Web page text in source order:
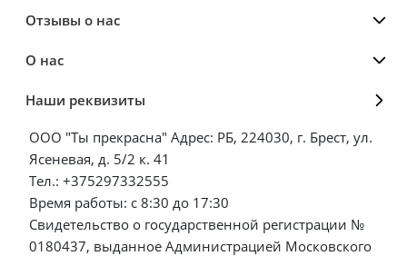
Отзывы о нас
О нас
Наши реквизиты
ООО "Ты прекрасна" Адрес: РБ, 224030, г. Брест, ул.
Ясеневая, д. 5/2 к. 41
Тел.: +375297332555
Время работы: с 8:30 до 17:30
Свидетельство о государственной регистрации №
0180437, выданное Администрацией Московского